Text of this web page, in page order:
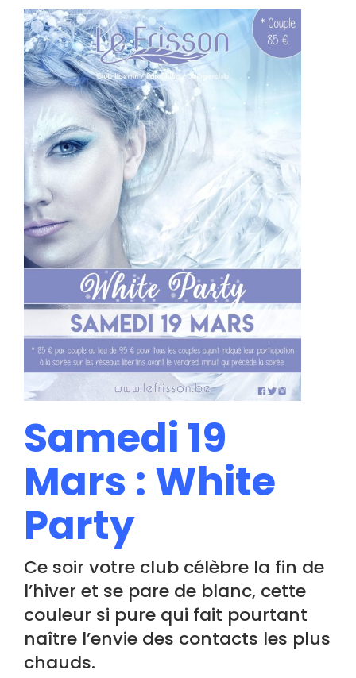
Samedi 19
Mars : White
Party
Ce soir votre club célèbre la fin de
l’hiver et se pare de blanc, cette
couleur si pure qui fait pourtant
naître l’envie des contacts les plus
chauds.